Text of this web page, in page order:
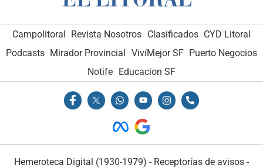
Campolitoral Revista Nosotros Clasificados CYD Litoral
Podcasts Mirador Provincial VivíMejor SF Puerto Negocios
Notife
Educacion SF
Hemeroteca Digital (1930-1979) - Receptorías de avisos -